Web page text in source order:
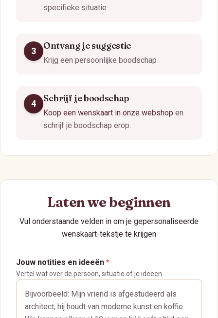
specifieke situatie
3 Ontvang je suggestie
Krijg een persoonlijke boodschap
4 Schrijf je boodschap
Koop een wenskaart in onze webshop en
schrijf je boodschap erop.
Laten we beginnen
Vul onderstaande velden in om je gepersonaliseerde
wenskaart-tekstje te krijgen
Jouw notities en ideeën *
Vertel wat over de persoon, situatie of je ideeën